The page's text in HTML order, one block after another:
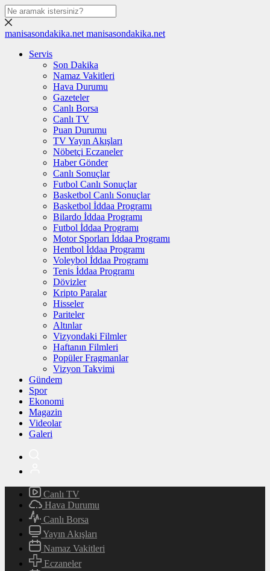
manisasondakika.net manisasondakika.net
Servis
Son Dakika
Namaz Vakitleri
Hava Durumu
Gazeteler
Canlı Borsa
Canlı TV
Puan Durumu
TV Yayın Akışları
Nöbetçi Eczaneler
Haber Gönder
Canlı Sonuçlar
Futbol Canlı Sonuçlar
Basketbol Canlı Sonuçlar
Basketbol İddaa Programı
Bilardo İddaa Programı
Futbol İddaa Programı
Motor Sporları İddaa Programı
Hentbol İddaa Programı
Voleybol İddaa Programı
Tenis İddaa Programı
Dövizler
Kripto Paralar
Hisseler
Pariteler
Altınlar
Vizyondaki Filmler
Haftanın Filmleri
Popüler Fragmanlar
Vizyon Takvimi
Gündem
Spor
Ekonomi
Magazin
Videolar
Galeri
Canlı TV
Hava Durumu
Canlı Borsa
Yayın Akışları
Namaz Vakitleri
Eczaneler